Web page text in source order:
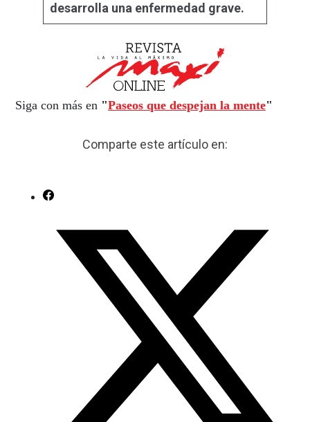
desarrolla una enfermedad grave.
Siga con más en "Paseos que despejan la mente"
Comparte este artículo en: